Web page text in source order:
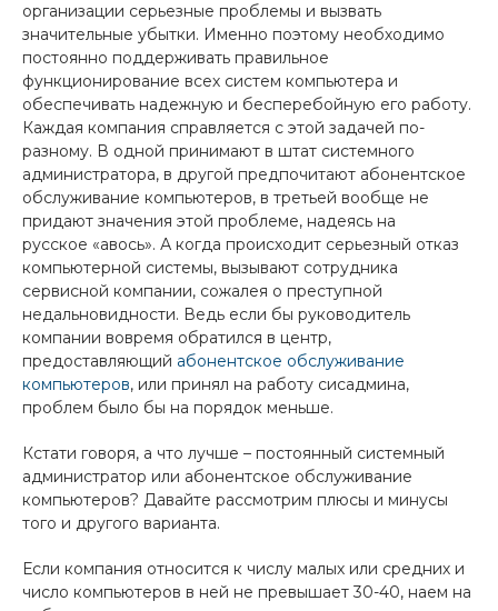
организации серьезные проблемы и вызвать
значительные убытки. Именно поэтому необходимо
постоянно поддерживать правильное
функционирование всех систем компьютера и
обеспечивать надежную и бесперебойную его работу.
Каждая компания справляется с этой задачей по-
разному. В одной принимают в штат системного
администратора, в другой предпочитают абонентское
обслуживание компьютеров, в третьей вообще не
придают значения этой проблеме, надеясь на
русское «авось». А когда происходит серьезный отказ
компьютерной системы, вызывают сотрудника
сервисной компании, сожалея о преступной
недальновидности. Ведь если бы руководитель
компании вовремя обратился в центр,
предоставляющий абонентское обслуживание
компьютеров, или принял на работу сисадмина,
проблем было бы на порядок меньше.
Кстати говоря, а что лучше – постоянный системный
администратор или абонентское обслуживание
компьютеров? Давайте рассмотрим плюсы и минусы
того и другого варианта.
Если компания относится к числу малых или средних и
число компьютеров в ней не превышает 30-40, наем на